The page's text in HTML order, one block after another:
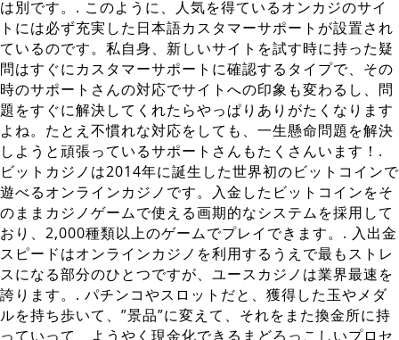
は別です。. このように、人気を得ているオンカジのサイ
トには必ず充実した日本語カスタマーサポートが設置され
ているのです。私自身、新しいサイトを試す時に持った疑
問はすぐにカスタマーサポートに確認するタイプで、その
時のサポートさんの対応でサイトへの印象も変わるし、問
題をすぐに解決してくれたらやっぱりありがたくなります
よね。たとえ不慣れな対応をしても、一生懸命問題を解決
しようと頑張っているサポートさんもたくさんいます！.
ビットカジノは2014年に誕生した世界初のビットコインで
遊べるオンラインカジノです。入金したビットコインをそ
のままカジノゲームで使える画期的なシステムを採用して
おり、2,000種類以上のゲームでプレイできます。. 入出金
スピードはオンラインカジノを利用するうえで最もストレ
スになる部分のひとつですが、ユースカジノは業界最速を
誇ります。. パチンコやスロットだと、獲得した玉やメダ
ルを持ち歩いて、”景品”に変えて、それをまた換金所に持
っていって、ようやく現金化できるまどろっこしいプロセ